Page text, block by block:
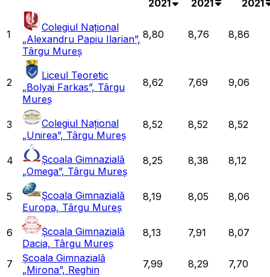
2021
2021
2021
1
Colegiul Național
„Alexandru Papiu Ilarian”,
Târgu Mureș
8,80 8,76 8,86
2
Liceul Teoretic
„Bolyai Farkas”, Târgu
Mureș
8,62 7,69 9,06
3
Colegiul Național
„Unirea”, Târgu Mureș
8,52 8,52 8,52
4
Școala Gimnazială
„Omega”, Târgu Mureș
8,25 8,38 8,12
5
Școala Gimnazială
Europa, Târgu Mureș
8,19 8,05 8,06
6
Școala Gimnazială
Dacia, Târgu Mureș
8,13 7,91 8,07
7
Școala Gimnazială
„Mirona”, Reghin
7,99 8,29 7,70